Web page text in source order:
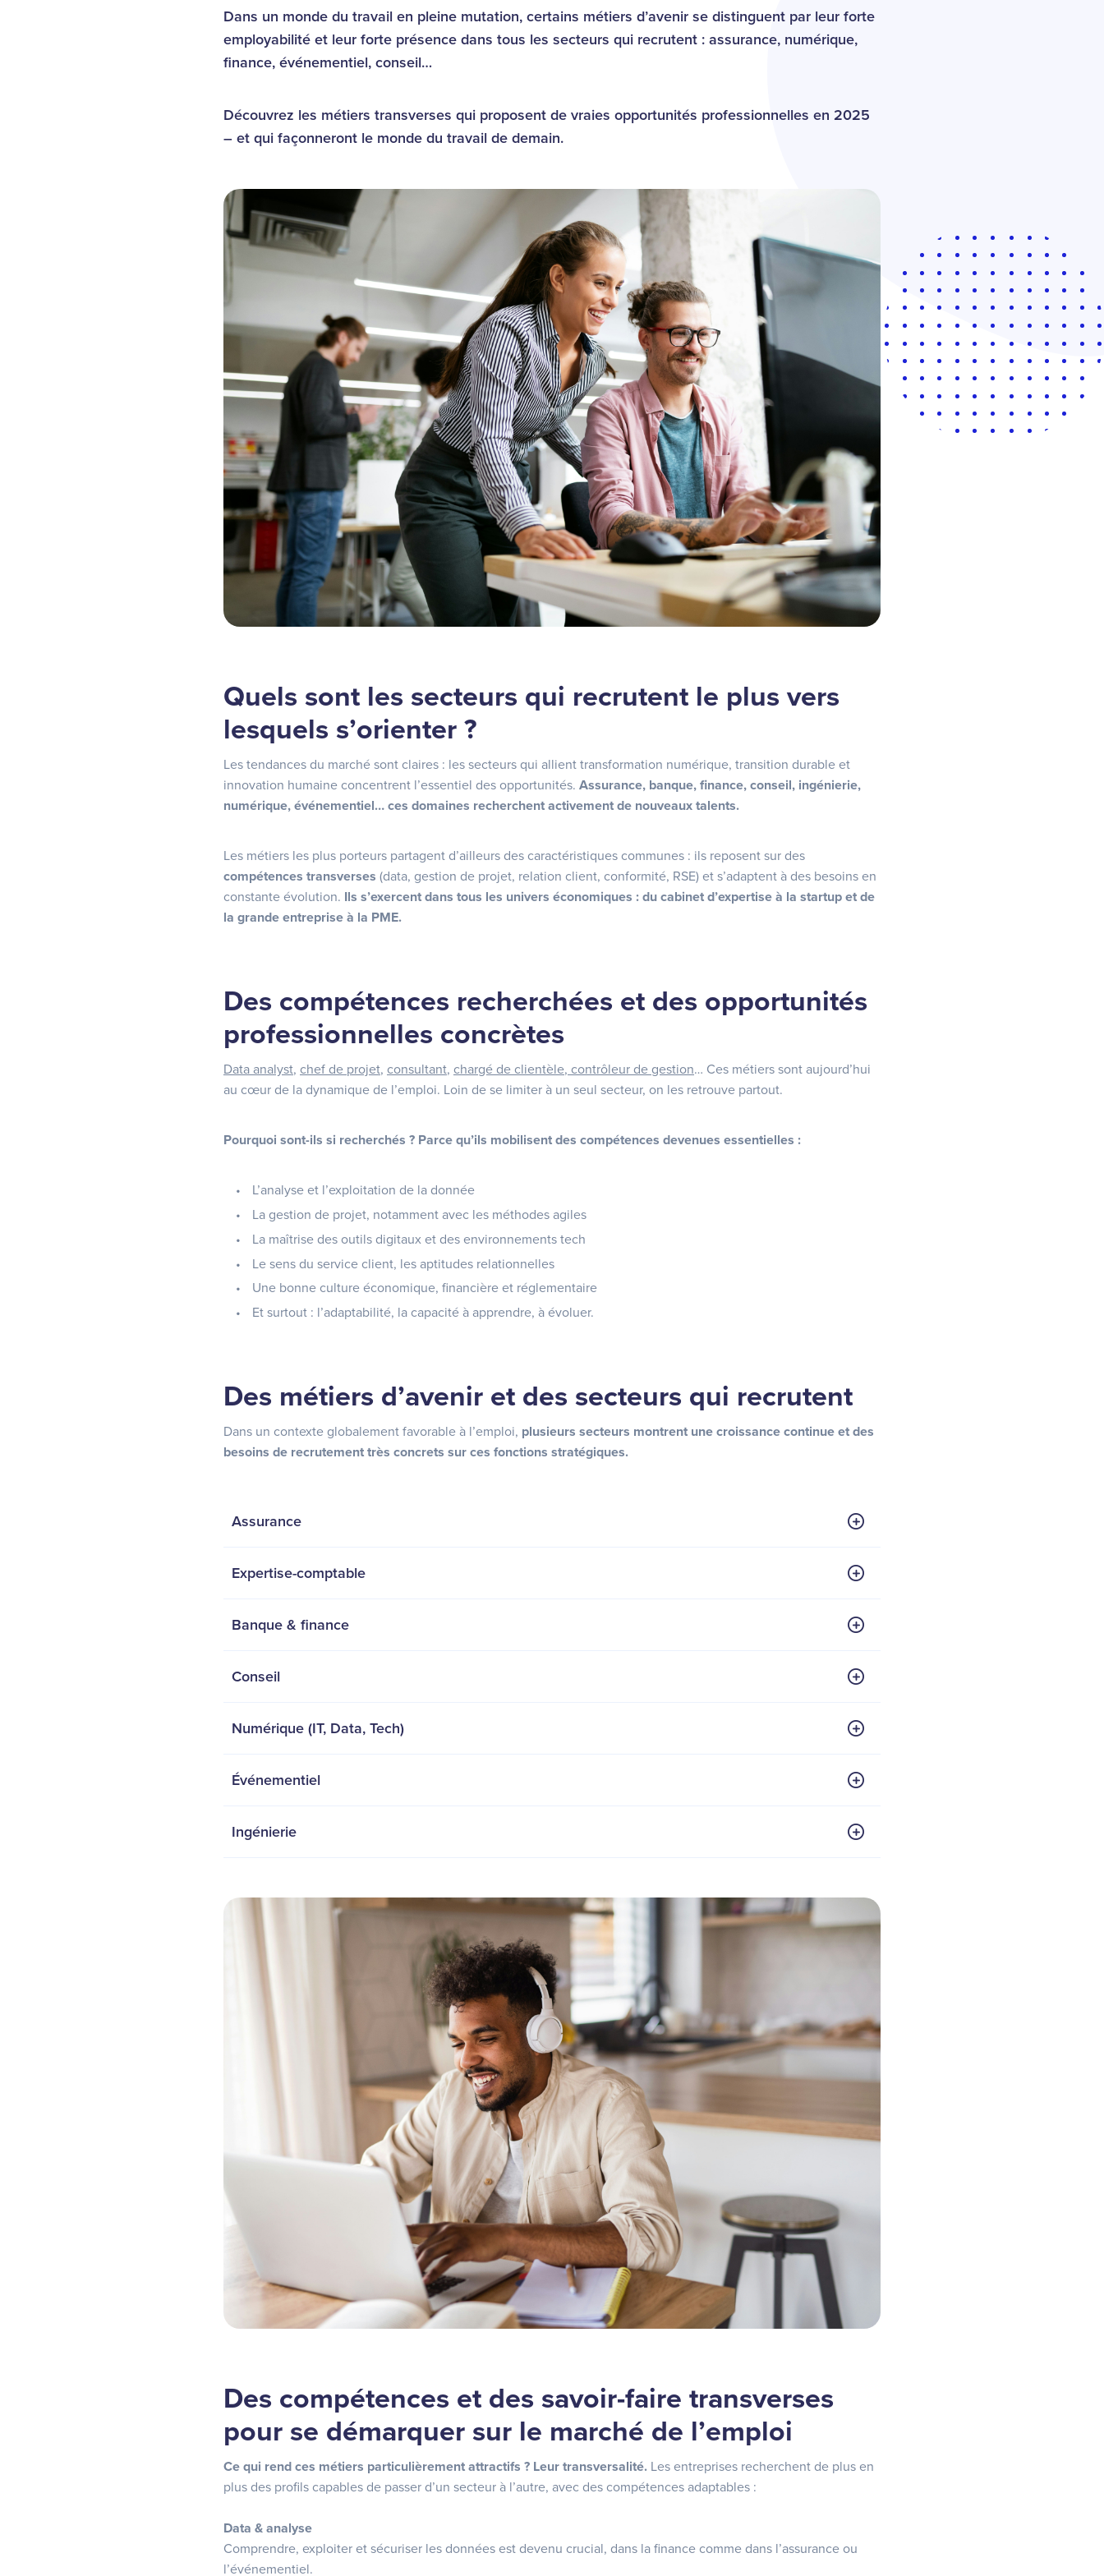
Dans un monde du travail en pleine mutation, certains métiers d’avenir se distinguent par leur forte
employabilité et leur forte présence dans tous les secteurs qui recrutent : assurance, numérique,
finance, événementiel, conseil…
Découvrez les métiers transverses qui proposent de vraies opportunités professionnelles en 2025
– et qui façonneront le monde du travail de demain.
Quels sont les secteurs qui recrutent le plus vers
lesquels s’orienter ?
Les tendances du marché sont claires : les secteurs qui allient transformation numérique, transition durable et
innovation humaine concentrent l’essentiel des opportunités. Assurance, banque, finance, conseil, ingénierie,
numérique, événementiel… ces domaines recherchent activement de nouveaux talents.
Les métiers les plus porteurs partagent d’ailleurs des caractéristiques communes : ils reposent sur des
compétences transverses (data, gestion de projet, relation client, conformité, RSE) et s’adaptent à des besoins en
constante évolution. Ils s’exercent dans tous les univers économiques : du cabinet d’expertise à la startup et de
la grande entreprise à la PME.
Des compétences recherchées et des opportunités
professionnelles concrètes
Data analyst, chef de projet, consultant, chargé de clientèle, contrôleur de gestion… Ces métiers sont aujourd’hui
au cœur de la dynamique de l’emploi. Loin de se limiter à un seul secteur, on les retrouve partout.
Pourquoi sont-ils si recherchés ? Parce qu’ils mobilisent des compétences devenues essentielles :
L’analyse et l’exploitation de la donnée
La gestion de projet, notamment avec les méthodes agiles
La maîtrise des outils digitaux et des environnements tech
Le sens du service client, les aptitudes relationnelles
Une bonne culture économique, financière et réglementaire
Et surtout : l’adaptabilité, la capacité à apprendre, à évoluer.
Des métiers d’avenir et des secteurs qui recrutent
Dans un contexte globalement favorable à l’emploi, plusieurs secteurs montrent une croissance continue et des
besoins de recrutement très concrets sur ces fonctions stratégiques.
Assurance
Expertise-comptable
Banque & finance
Conseil
Numérique (IT, Data, Tech)
Événementiel
Ingénierie
Des compétences et des savoir-faire transverses
pour se démarquer sur le marché de l’emploi
Ce qui rend ces métiers particulièrement attractifs ? Leur transversalité. Les entreprises recherchent de plus en
plus des profils capables de passer d’un secteur à l’autre, avec des compétences adaptables :
Data & analyse
Comprendre, exploiter et sécuriser les données est devenu crucial, dans la finance comme dans l’assurance ou
l’événementiel.